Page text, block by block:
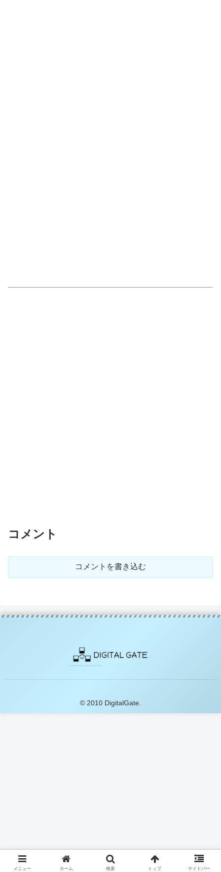
コメント
コメントを書き込む
© 2010 DigitalGate.
メニュー ホーム 検索 トップ サイドバー